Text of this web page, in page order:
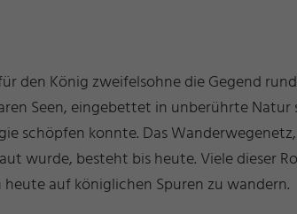
den König zweifelsohne die Gegend
Seen, eingebettet in unberührte Natur
schöpfen konnte. Das
wurde, besteht bis heute. Viele dieser
auf königlichen Spuren zu wandern.